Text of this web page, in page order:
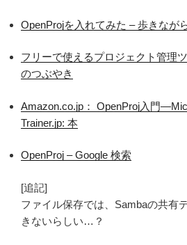
OpenProjを入れてみた – 歩きなが
フリーで使えるプロジェクト管理
のつぶやき
Amazon.co.jp： OpenProj入門
Trainer.jp: 本
OpenProj – Google 検索
[追記]
ファイル保存では、Sambaの共有
きないらしい…？